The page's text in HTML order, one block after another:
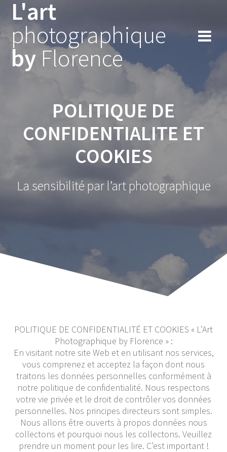
content
L'art
photographique
by Florence
POLITIQUE DE
CONFIDENTIALITE ET
COOKIES
La sensibilité par l’art photographique
POLITIQUE DE CONFIDENTIALITÉ ET COOKIES « L’Art
Photographique by Florence » :
En visitant notre site Web et en utilisant nos services,
vous comprenez et acceptez la façon dont nous
traitons les données personnelles conformément à
notre politique de confidentialité. Nous respectons
votre vie privée et le droit de contrôler vos données
personnelles. Nos principes directeurs sont simples.
Nous allons être ouverts à propos données nous
collectons et pourquoi nous les collectons. Veuillez
prendre un moment pour les lire. C’est important !